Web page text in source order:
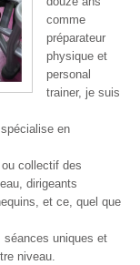
comme
préparateur
physique et
personal
trainer, je suis
en
collectif des
dirigeants
et ce, quel que
séances uniques et
niveau.